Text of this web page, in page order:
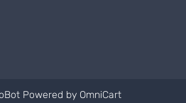
Powered by OmniCart